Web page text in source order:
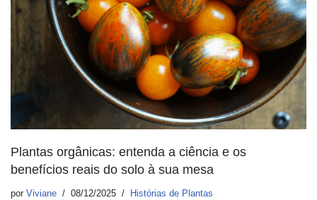
Plantas orgânicas: entenda a ciência e os
benefícios reais do solo à sua mesa
por Viviane 08/12/2025 Histórias de Plantas